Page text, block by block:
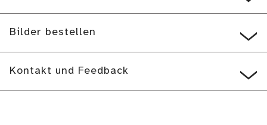
Bilder bestellen
Kontakt und Feedback